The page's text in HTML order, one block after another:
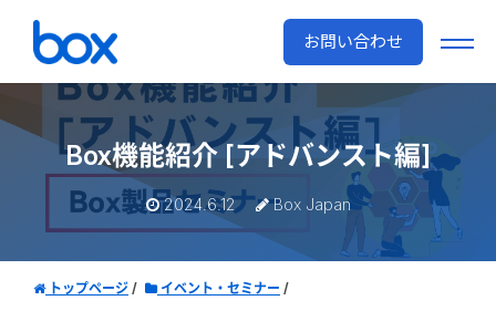
お問い合わせ
Box機能紹介 [アドバンスト編]
2024.6.12 Box Japan
トップページ
イベント・セミナー